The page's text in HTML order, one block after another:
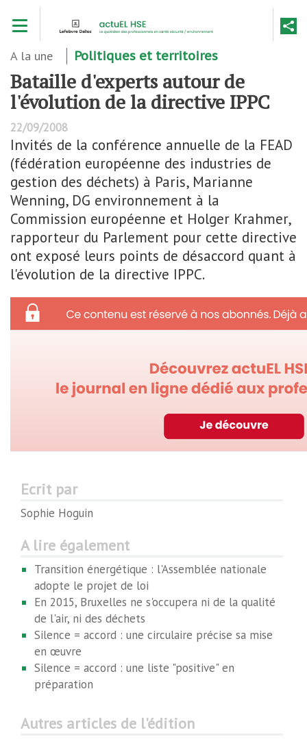
contenu
A la une Politiques et territoires
Bataille d'experts autour de
l'évolution de la directive IPPC
22/09/2008
Invités de la conférence annuelle de la FEAD
(fédération européenne des industries de
gestion des déchets) à Paris, Marianne
Wenning, DG environnement à la
Commission européenne et Holger Krahmer,
rapporteur du Parlement pour cette directive
ont exposé leurs points de désaccord quant à
l'évolution de la directive IPPC.
Ecrit par
Sophie Hoguin
A lire également
Transition énergétique : l'Assemblée nationale
adopte le projet de loi
En 2015, Bruxelles ne s'occupera ni de la qualité
de l'air, ni des déchets
Silence = accord : une circulaire précise sa mise
en œuvre
Silence = accord : une liste "positive" en
préparation
Autres articles de l'édition